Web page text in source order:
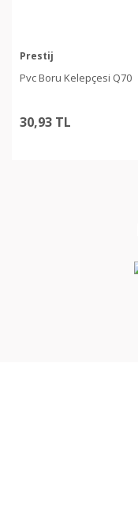
Prestij
Pvc Boru Kelepçesi Q70
30,93 TL